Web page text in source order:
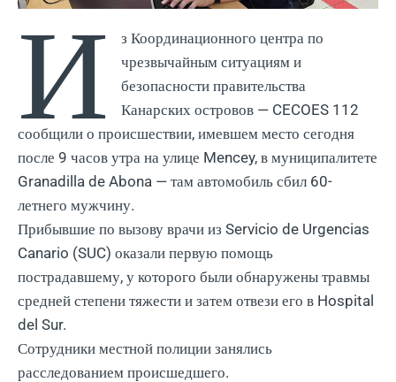
И
з Координационного центра по
чрезвычайным ситуациям и
безопасности правительства
Канарских островов — CECOES 112
сообщили о происшествии, имевшем место сегодня
после 9 часов утра на улице Mencey, в муниципалитете
Granadilla de Abona — там автомобиль сбил 60-
летнего мужчину.
Прибывшие по вызову врачи из Servicio de Urgencias
Canario (SUC) оказали первую помощь
пострадавшему, у которого были обнаружены травмы
средней степени тяжести и затем отвези его в Hospital
del Sur.
Сотрудники местной полиции занялись
расследованием происшедшего.